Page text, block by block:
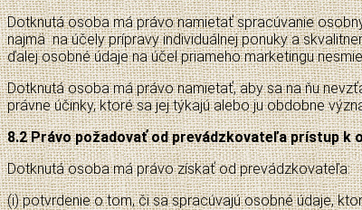
Dotknutá osoba má právo namietať spracúvanie
najmä na účely prípravy individuálnej ponuky a
ďalej osobné údaje na účel priameho marketingu
Dotknutá osoba má právo namietať, aby sa na ňu
právne účinky, ktoré sa jej týkajú alebo ju obdobne
8.2 Právo požadovať od prevádzkovateľa prístup k
Dotknutá osoba má právo získať od prevádzkovateľa:
(i) potvrdenie o tom, či sa spracúvajú osobné údaje,